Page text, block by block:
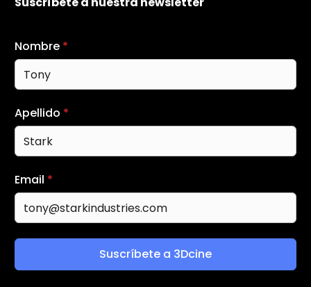
Nombre *
Apellido *
Email *
Suscríbete a 3Dcine